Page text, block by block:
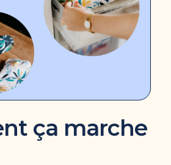
ça marche